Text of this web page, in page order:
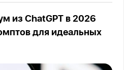
из ChatGPT в 2026
для идеальных